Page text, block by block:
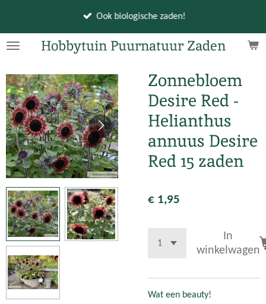
naar
Hobbytuin Puurnatuur Zaden
Ook biologische zaden!
Zonnebloem
Desire Red -
Helianthus
annuus Desire
Red 15 zaden
€ 1,95
In
winkelwagen
Wat een beauty!